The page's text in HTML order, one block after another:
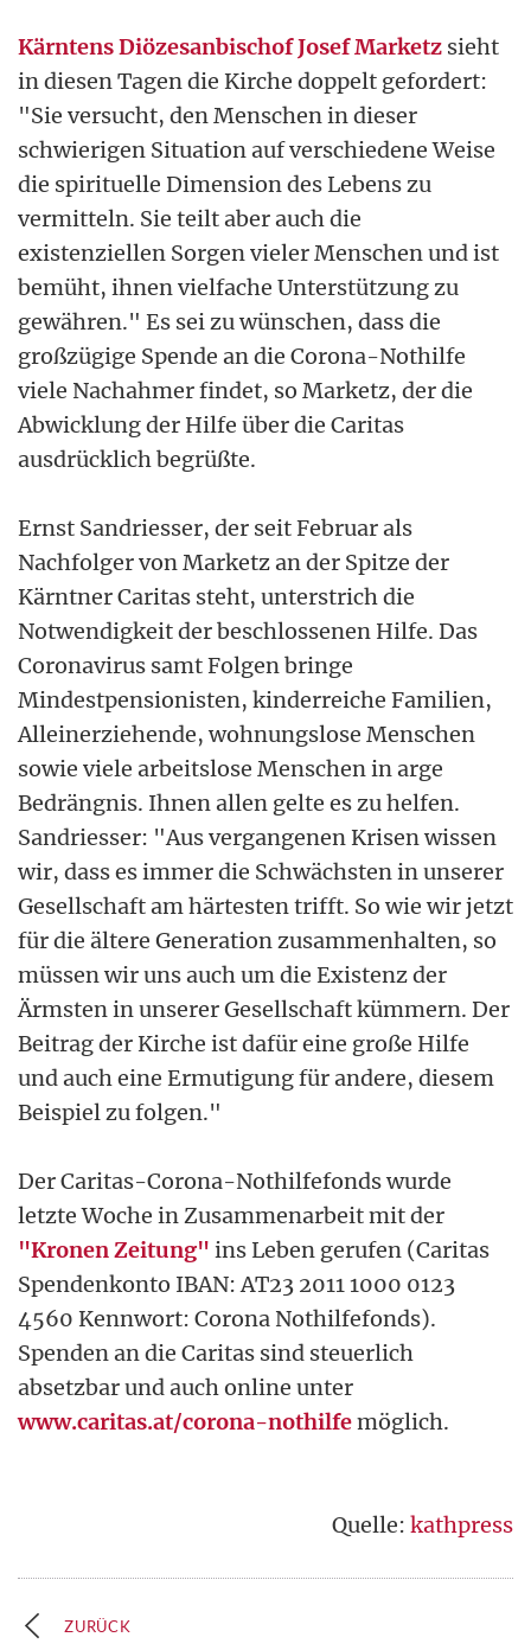
Kärntens Diözesanbischof Josef Marketz sieht
in diesen Tagen die Kirche doppelt gefordert:
"Sie versucht, den Menschen in dieser
schwierigen Situation auf verschiedene Weise
die spirituelle Dimension des Lebens zu
vermitteln. Sie teilt aber auch die
existenziellen Sorgen vieler Menschen und ist
bemüht, ihnen vielfache Unterstützung zu
gewähren." Es sei zu wünschen, dass die
großzügige Spende an die Corona-Nothilfe
viele Nachahmer findet, so Marketz, der die
Abwicklung der Hilfe über die Caritas
ausdrücklich begrüßte.
Ernst Sandriesser, der seit Februar als
Nachfolger von Marketz an der Spitze der
Kärntner Caritas steht, unterstrich die
Notwendigkeit der beschlossenen Hilfe. Das
Coronavirus samt Folgen bringe
Mindestpensionisten, kinderreiche Familien,
Alleinerziehende, wohnungslose Menschen
sowie viele arbeitslose Menschen in arge
Bedrängnis. Ihnen allen gelte es zu helfen.
Sandriesser: "Aus vergangenen Krisen wissen
wir, dass es immer die Schwächsten in unserer
Gesellschaft am härtesten trifft. So wie wir jetzt
für die ältere Generation zusammenhalten, so
müssen wir uns auch um die Existenz der
Ärmsten in unserer Gesellschaft kümmern. Der
Beitrag der Kirche ist dafür eine große Hilfe
und auch eine Ermutigung für andere, diesem
Beispiel zu folgen."
Der Caritas-Corona-Nothilfefonds wurde
letzte Woche in Zusammenarbeit mit der
"Kronen Zeitung" ins Leben gerufen (Caritas
Spendenkonto IBAN: AT23 2011 1000 0123
4560 Kennwort: Corona Nothilfefonds).
Spenden an die Caritas sind steuerlich
absetzbar und auch online unter
www.caritas.at/corona-nothilfemöglich.
Quelle: kathpress
ZURÜCK